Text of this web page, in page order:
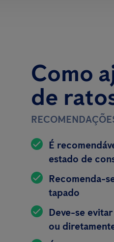
Como
de
É
estado de
Recomenda-
tapado
Deve-se
ou